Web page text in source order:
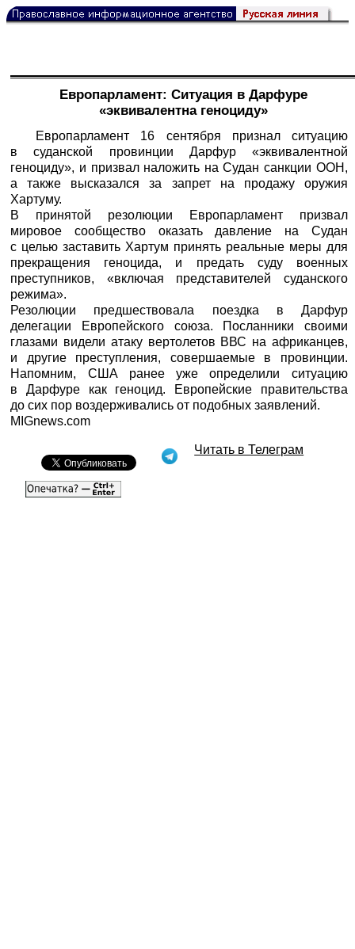
Европарламент: Ситуация в Дарфуре
«эквивалентна геноциду»
Европарламент 16 сентября признал ситуацию
в суданской провинции Дарфур «эквивалентной
геноциду», и призвал наложить на Судан санкции ООН,
а также высказался за запрет на продажу оружия
Хартуму.
В принятой резолюции Европарламент призвал
мировое сообщество оказать давление на Судан
с целью заставить Хартум принять реальные меры для
прекращения геноцида, и предать суду военных
преступников, «включая представителей суданского
режима».
Резолюции предшествовала поездка в Дарфур
делегации Европейского союза. Посланники своими
глазами видели атаку вертолетов ВВС на африканцев,
и другие преступления, совершаемые в провинции.
Напомним, США ранее уже определили ситуацию
в Дарфуре как геноцид. Европейские правительства
до сих пор воздерживались от подобных заявлений.
MIGnews.com
Читать в Телеграм